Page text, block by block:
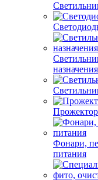
назначения
Фонари,
питания